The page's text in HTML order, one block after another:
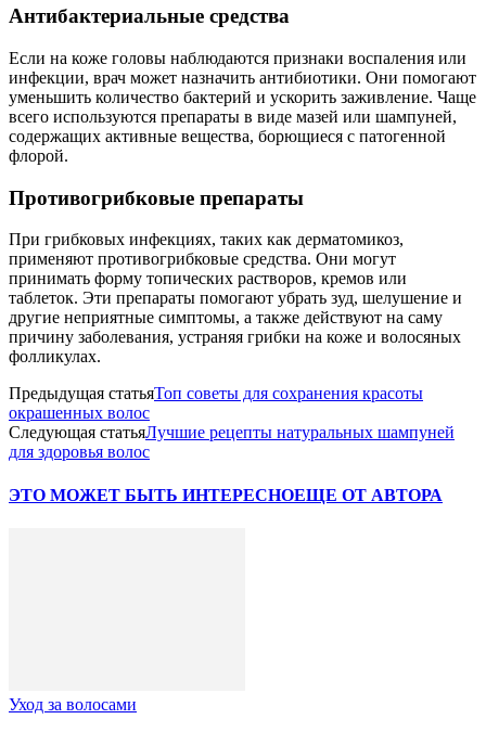
Антибактериальные средства
Если на коже головы наблюдаются признаки воспаления или
инфекции, врач может назначить антибиотики. Они помогают
уменьшить количество бактерий и ускорить заживление. Чаще
всего используются препараты в виде мазей или шампуней,
содержащих активные вещества, борющиеся с патогенной
флорой.
Противогрибковые препараты
При грибковых инфекциях, таких как дерматомикоз,
применяют противогрибковые средства. Они могут
принимать форму топических растворов, кремов или
таблеток. Эти препараты помогают убрать зуд, шелушение и
другие неприятные симптомы, а также действуют на саму
причину заболевания, устраняя грибки на коже и волосяных
фолликулах.
Предыдущая статьяТоп советы для сохранения красоты
окрашенных волос
Следующая статьяЛучшие рецепты натуральных шампуней
для здоровья волос
ЭТО МОЖЕТ БЫТЬ ИНТЕРЕСНОЕЩЕ ОТ АВТОРА
Уход за волосами